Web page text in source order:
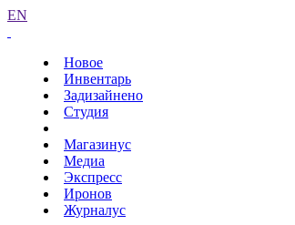
EN
Новое
Инвентарь
Задизайнено
Студия
Магазинус
Медиа
Экспресс
Иронов
Журналус